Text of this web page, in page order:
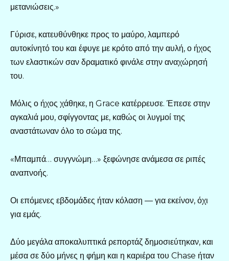
μετανιώσεις.»
Γύρισε, κατευθύνθηκε προς το μαύρο, λαμπερό
αυτοκίνητό του και έφυγε με κρότο από την αυλή, ο ήχος
των ελαστικών σαν δραματικό φινάλε στην αναχώρησή
του.
Μόλις ο ήχος χάθηκε, η Grace κατέρρευσε. Έπεσε στην
αγκαλιά μου, σφίγγοντας με, καθώς οι λυγμοί της
αναστάτωναν όλο το σώμα της.
«Μπαμπά… συγγνώμη…» ξεφώνησε ανάμεσα σε ριπές
αναπνοής.
Οι επόμενες εβδομάδες ήταν κόλαση — για εκείνον, όχι
για εμάς.
Δύο μεγάλα αποκαλυπτικά ρεπορτάζ δημοσιεύτηκαν, και
μέσα σε δύο μήνες η φήμη και η καριέρα του Chase ήταν